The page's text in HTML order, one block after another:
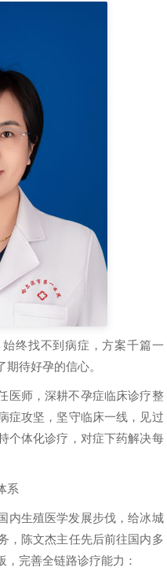
终找不到病症，方案千篇一
待好孕的信心。
医师，深耕不孕症临床诊疗整
症攻坚，坚守临床一线，见过
个体化诊疗，对症下药解决每
系
内生殖医学发展步伐，给冰城
，陈文杰主任先后前往国内多
完善全链路诊疗能力：